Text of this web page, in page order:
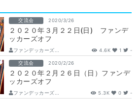
交流会 2020/3/26
２０２０年３月２２日(日) ファンデ
ッカーズオフ
ファンデッカーズ... 4.6K 1 -
交流会 2020/2/26
２０２０年２月２６日（日）ファンデ
ッカーズオフ
ファンデッカーズ... 5.3K 0 -